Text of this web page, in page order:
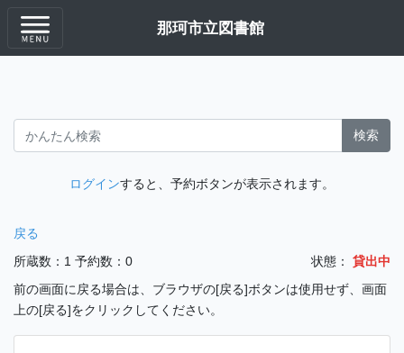
那珂市立図書館
検索
ログインすると、予約ボタンが表示されます。
戻る
所蔵数：1 予約数：0 状態：
貸出中
前の画面に戻る場合は、ブラウザの[戻る]ボタンは使用せず、画面
上の[戻る]をクリックしてください。